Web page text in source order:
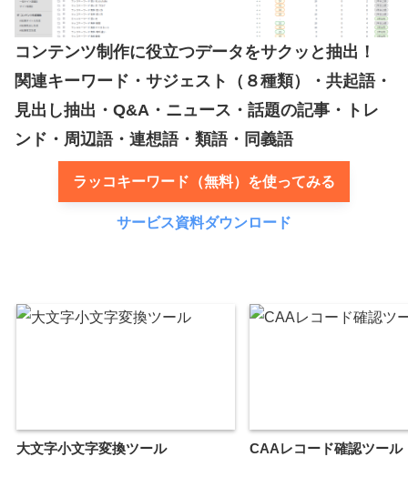
コンテンツ制作に役立つデータをサクッと抽出！
関連キーワード・サジェスト（８種類）・共起語・
見出し抽出・Q&A・ニュース・話題の記事・トレ
ンド・周辺語・連想語・類語・同義語
ラッコキーワード（無料）を使ってみる
サービス資料ダウンロード
大文字小文字変換ツール CAAレコード確認ツール